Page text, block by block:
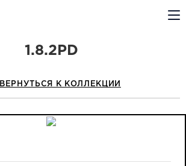
КОМПАНИЯ
PROFILDOORS
1.8.2PD
ВЕРНУТЬСЯ К КОЛЛЕКЦИИ